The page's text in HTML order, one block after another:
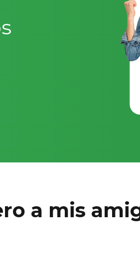
a mis